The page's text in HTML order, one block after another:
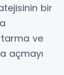
bir
ve
açmayı